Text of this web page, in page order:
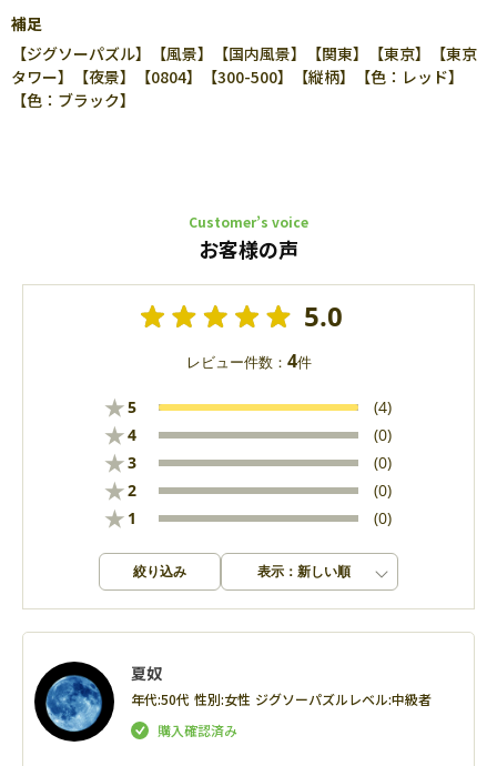
補足
【ジグソーパズル】【風景】【国内風景】【関東】【東京】【東京
タワー】【夜景】【0804】【300-500】【縦柄】【色：レッド】
【色：ブラック】
Customer’s voice
お客様の声
5.0
レビュー件数： 4件
★5 (4)
★4 (0)
★3 (0)
★2 (0)
★ 1 (0)
絞り込み 表示：新しい順
夏奴
年代:50代 性別:女性 ジグソーパズルレベル:中級者